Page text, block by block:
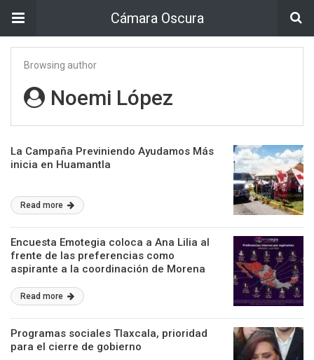
Cámara Oscura
Browsing author
Noemi López
La Campaña Previniendo Ayudamos Más
inicia en Huamantla
Read more
Encuesta Emotegia coloca a Ana Lilia al
frente de las preferencias como
aspirante a la coordinación de Morena
Read more
Programas sociales Tlaxcala, prioridad
para el cierre de gobierno